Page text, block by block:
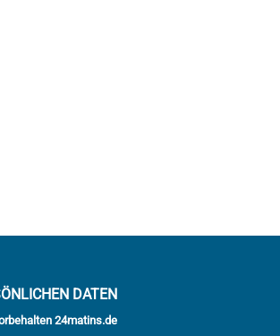
DATEN
24matins.de